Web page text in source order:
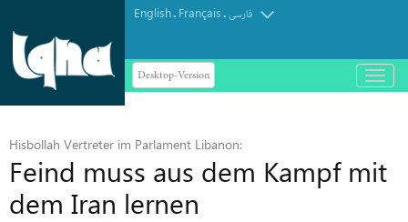
English. Français.فارسی
Desktop-Version
باز
و
Hisbollah Vertreter im Parlament Libanon:
Feind muss aus dem Kampf mit
dem Iran lernen